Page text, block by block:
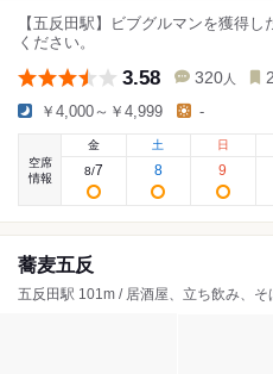
【五反田駅】ビブグルマンを獲得
ください。
3.58 320 人
￥4,000～￥4,999 -
空席
情報
金
8/7
土
8
日
9
蕎麦五反
五反田駅 101m / 居酒屋、立ち飲み、そ